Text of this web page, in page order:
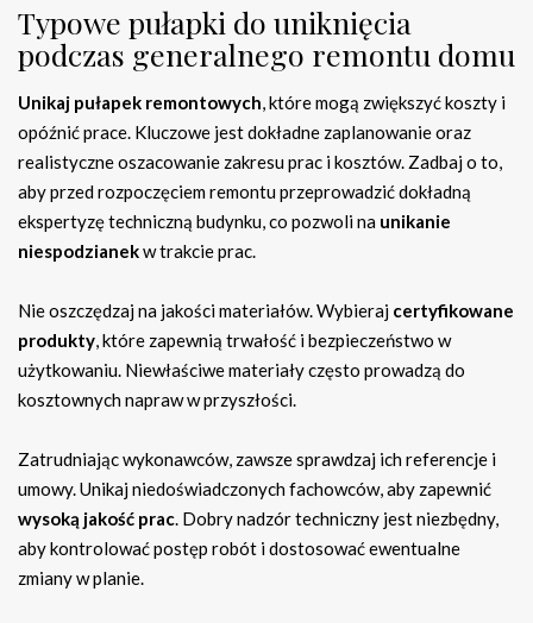
Typowe pułapki do uniknięcia
podczas generalnego remontu domu
Unikaj pułapek remontowych , które mogą zwiększyć koszty i
opóźnić prace. Kluczowe jest dokładne zaplanowanie oraz
realistyczne oszacowanie zakresu prac i kosztów. Zadbaj o to,
aby przed rozpoczęciem remontu przeprowadzić dokładną
ekspertyzę techniczną budynku, co pozwoli na unikanie
niespodzianekw trakcie prac.
Nie oszczędzaj na jakości materiałów. Wybieraj certyfikowane
produkty , które zapewnią trwałość i bezpieczeństwo w
użytkowaniu. Niewłaściwe materiały często prowadzą do
kosztownych napraw w przyszłości.
Zatrudniając wykonawców, zawsze sprawdzaj ich referencje i
umowy. Unikaj niedoświadczonych fachowców, aby zapewnić
wysoką jakość prac . Dobry nadzór techniczny jest niezbędny,
aby kontrolować postęp robót i dostosować ewentualne
zmiany w planie.